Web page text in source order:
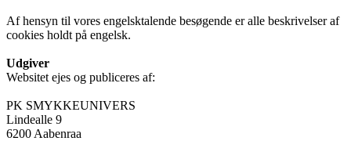
Af hensyn til vores engelsktalende besøgende er alle beskrivelser af
cookies holdt på engelsk.
Udgiver
Websitet ejes og publiceres af:
PK SMYKKEUNIVERS
Lindealle 9
6200 Aabenraa